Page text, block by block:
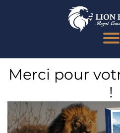
Merci pour
!